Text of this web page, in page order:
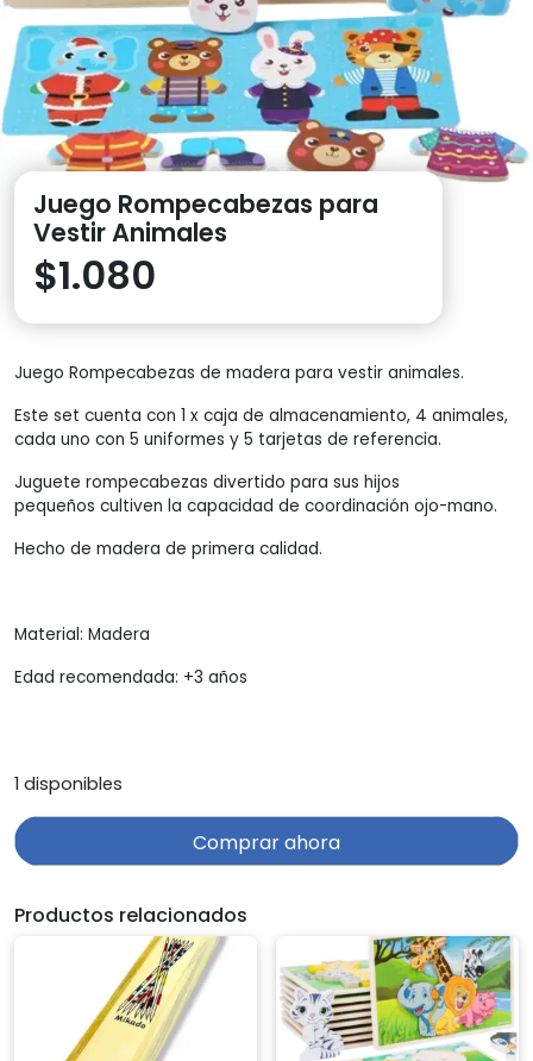
Juego Rompecabezas para
Vestir Animales
$1.080
Juego Rompecabezas de madera para vestir animales.
Este set cuenta con 1 x caja de almacenamiento, 4 animales,
cada uno con 5 uniformes y 5 tarjetas de referencia.
Juguete rompecabezas divertido para sus hijos
pequeños cultiven la capacidad de coordinación ojo-mano.
Hecho de madera de primera calidad.
Material: Madera
Edad recomendada: +3 años
1 disponibles
Comprar ahora
Productos relacionados